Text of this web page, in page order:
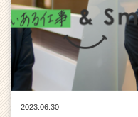
2023.06.30